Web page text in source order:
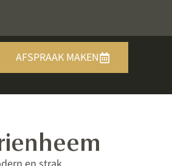
AFSPRAAK MAKEN